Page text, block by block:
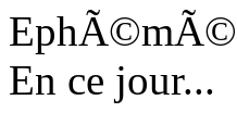
En ce jour...